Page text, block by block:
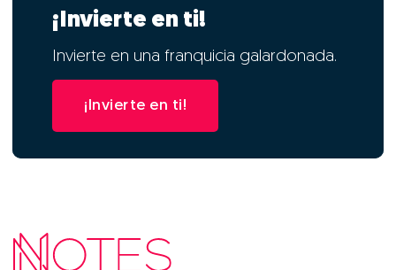
¡Invierte en ti!
Invierte en una franquicia galardonada.
¡Invierte en ti!